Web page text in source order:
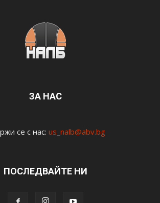
ЗА НАС
се с нас: us_nalb@abv.bg
ПОСЛЕДВАЙТЕ НИ